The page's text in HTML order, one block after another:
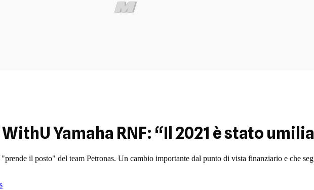
Yamaha RNF: “Il 2021 è stato
il posto" del team Petronas. Un cambio importante dal punto di vista finanziario e che